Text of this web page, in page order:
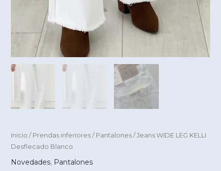
Inicio / Prendas inferiores/ Pantalones/ Jeans WIDE LEG KELLI
Desflecado Blanco
Novedades, Pantalones